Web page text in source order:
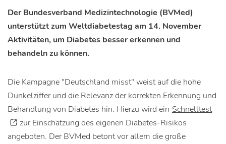
Der Bundesverband Medizintechnologie (BVMed)
unterstützt zum Weltdiabetestag am 14. November
Aktivitäten, um Diabetes besser erkennen und
behandeln zu können.
Die Kampagne "Deutschland misst" weist auf die hohe
Dunkelziffer und die Relevanz der korrekten Erkennung und
Behandlung von Diabetes hin. Hierzu wird ein Schnelltest
zur Einschätzung des eigenen Diabetes-Risikos
angeboten. Der BVMed betont vor allem die große